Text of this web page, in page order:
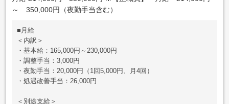
～ 350,000円（夜勤手当含む）
■月給
＜内訳＞
・基本給：165,000円～230,000円
・調整手当：3,000円
・夜勤手当：20,000円（1回5,000円、月4回）
・処遇改善手当：26,000円
＜別途支給＞